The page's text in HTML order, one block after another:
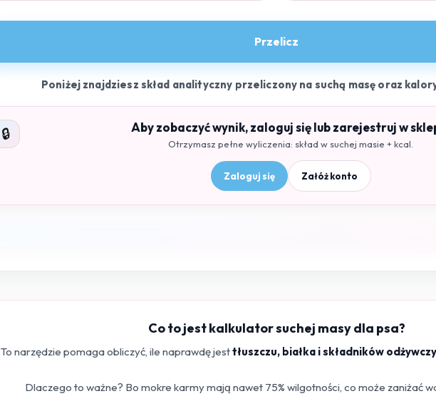
Przelicz
Poniżej znajdziesz skład analityczny przeliczony na suchą masę oraz
🔒 Aby zobaczyć wynik, zaloguj się lub zarejestruj w
Otrzymasz pełne wyliczenia: skład w suchej masie + kcal.
Zaloguj się Załóż konto
Co to jest kalkulator suchej masy dla psa?
To narzędzie pomaga obliczyć, ile naprawdę jesttłuszczu, białka i składników
Dlaczego to ważne? Bo mokre karmy mają nawet 75% wilgotności, co może zaniżać